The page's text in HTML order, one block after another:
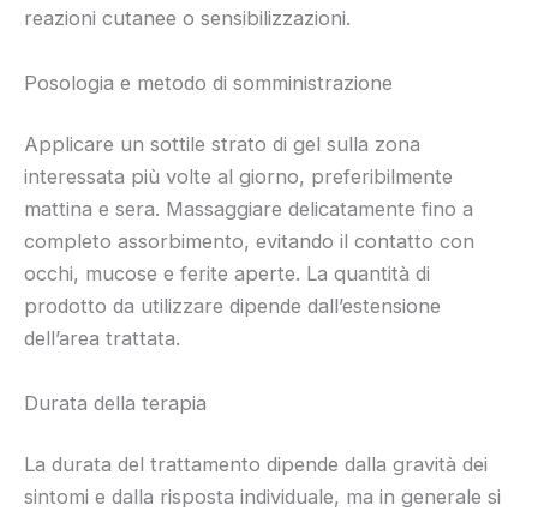
reazioni cutanee o sensibilizzazioni.
Posologia e metodo di somministrazione
Applicare un sottile strato di gel sulla zona
interessata più volte al giorno, preferibilmente
mattina e sera. Massaggiare delicatamente fino a
completo assorbimento, evitando il contatto con
occhi, mucose e ferite aperte. La quantità di
prodotto da utilizzare dipende dall’estensione
dell’area trattata.
Durata della terapia
La durata del trattamento dipende dalla gravità dei
sintomi e dalla risposta individuale, ma in generale si